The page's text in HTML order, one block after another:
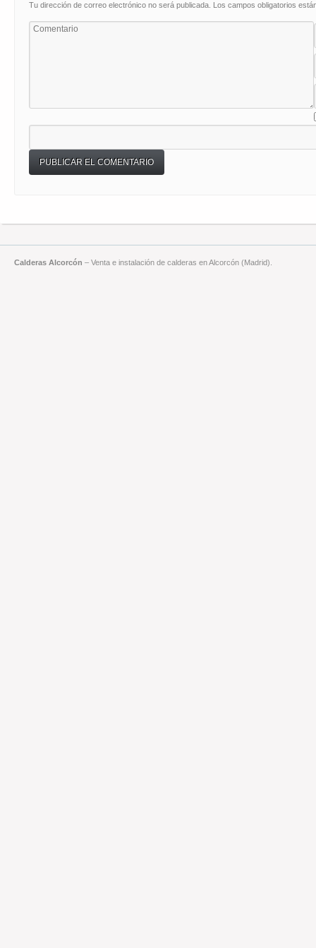
Tu dirección de correo electrónico no será publicada. Los campos obligatorios
Calderas Alcorcón – Venta e instalación de calderas en Alcorcón (Madrid).